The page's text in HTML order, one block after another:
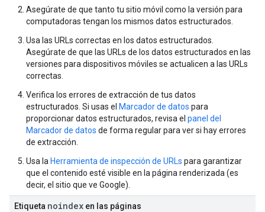
Asegúrate de que tanto tu sitio móvil como la versión para
computadoras tengan los mismos datos estructurados.
Usa las URLs correctas en los datos estructurados.
Asegúrate de que las URLs de los datos estructurados en las
versiones para dispositivos móviles se actualicen a las URLs
correctas.
Verifica los errores de extracción de tus datos
estructurados. Si usas el Marcador de datos para
proporcionar datos estructurados, revisa el panel del
Marcador de datos de forma regular para ver si hay errores
de extracción.
Usa la Herramienta de inspección de URLs para garantizar
que el contenido esté visible en la página renderizada (es
decir, el sitio que ve Google).
Etiqueta noindex en las páginas